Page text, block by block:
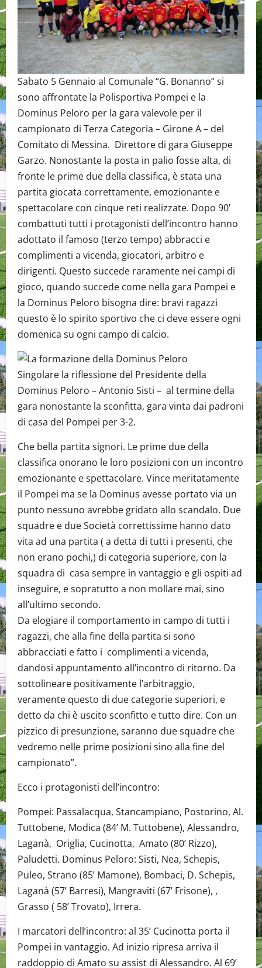
Sabato 5 Gennaio al Comunale “G. Bonanno” si
sono affrontate la Polisportiva Pompei e la
Dominus Peloro per la gara valevole per il
campionato di Terza Categoria – Girone A – del
Comitato di Messina. Direttore di gara Giuseppe
Garzo. Nonostante la posta in palio fosse alta, di
fronte le prime due della classifica, è stata una
partita giocata correttamente, emozionante e
spettacolare con cinque reti realizzate. Dopo 90’
combattuti tutti i protagonisti dell’incontro hanno
adottato il famoso (terzo tempo) abbracci e
complimenti a vicenda, giocatori, arbitro e
dirigenti. Questo succede raramente nei campi di
gioco, quando succede come nella gara Pompei e
la Dominus Peloro bisogna dire: bravi ragazzi
questo è lo spirito sportivo che ci deve essere ogni
domenica su ogni campo di calcio.
Singolare la riflessione del Presidente della
Dominus Peloro – Antonio Sisti – al termine della
gara nonostante la sconfitta, gara vinta dai padroni
di casa del Pompei per 3-2.
Che bella partita signori. Le prime due della
classifica onorano le loro posizioni con un incontro
emozionante e spettacolare. Vince meritatamente
il Pompei ma se la Dominus avesse portato via un
punto nessuno avrebbe gridato allo scandalo. Due
squadre e due Società correttissime hanno dato
vita ad una partita ( a detta di tutti i presenti, che
non erano pochi,) di categoria superiore, con la
squadra di casa sempre in vantaggio e gli ospiti ad
inseguire, e sopratutto a non mollare mai, sino
all’ultimo secondo.
Da elogiare il comportamento in campo di tutti i
ragazzi, che alla fine della partita si sono
abbracciati e fatto i complimenti a vicenda,
dandosi appuntamento all’incontro di ritorno. Da
sottolineare positivamente l’arbitraggio,
veramente questo di due categorie superiori, e
detto da chi è uscito sconfitto e tutto dire. Con un
pizzico di presunzione, saranno due squadre che
vedremo nelle prime posizioni sino alla fine del
campionato”.
Ecco i protagonisti dell’incontro:
Pompei: Passalacqua, Stancampiano, Postorino, Al.
Tuttobene, Modica (84’ M. Tuttobene), Alessandro,
Laganà, Origlia, Cucinotta, Amato (80’ Rizzo),
Paludetti. Dominus Peloro: Sisti, Nea, Schepis,
Puleo, Strano (85’ Mamone), Bombaci, D. Schepis,
Laganà (57’ Barresi), Mangraviti (67’ Frisone), ,
Grasso ( 58’ Trovato), Irrera.
I marcatori dell’incontro: al 35’ Cucinotta porta il
Pompei in vantaggio. Ad inizio ripresa arriva il
raddoppio di Amato su assist di Alessandro. Al 69’